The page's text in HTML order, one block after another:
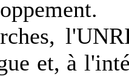
et, à